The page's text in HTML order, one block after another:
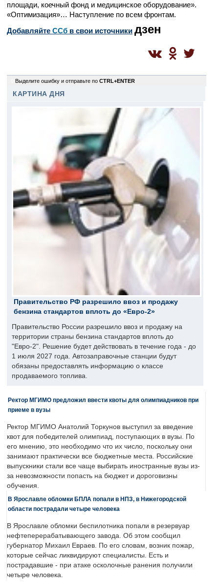
площади, коечный фонд и медицинское оборудование».
«Оптимизация»… Наступление по всем фронтам.
Добавляйте CСб в свои источники дзен
Выделите ошибку и отправьте по CTRL+ENTER
КАРТИНА ДНЯ
Правительство РФ разрешило ввоз и продажу
бензина стандартов вплоть до «Евро-2»
Правительство России разрешило ввоз и продажу на
территории страны бензина стандартов вплоть до
"Евро-2". Решение будет действовать в течение года - до
1 июля 2027 года. Автозаправочные станции будут
обязаны предоставлять информацию о классе
продаваемого топлива.
Ректор МГИМО предложил ввести квоты для олимпиадников при
приеме в вузы
Ректор МГИМО Анатолий Торкунов выступил за введение
квот для победителей олимпиад, поступающих в вузы. По
его мнению, это необходимо что их число, поскольку они
занимают практически все бюджетные места. Российские
выпускники стали все чаще выбирать иностранные вузы из-
за невозможности попасть на бюджет и дороговизны
обучения.
В Ярославле обломки БПЛА попали в НПЗ, в Нижегородской
области пострадали четыре человека
В Ярославле обломки беспилотника попали в резервуар
нефтеперерабатывающего завода. Об этом сообщил
губернатор Михаил Евраев. По его словам, возник пожар,
которые сейчас ликвидируют специалисты. Есть и
пострадавшие - при атаке осколочные ранения получили
четыре человека.